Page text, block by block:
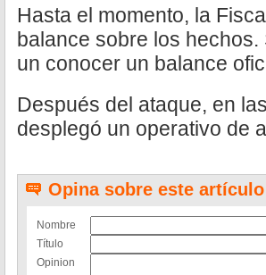
Hasta el momento, la
balance sobre los
un conocer un balance
Después del ataque, en
desplegó un operativo de
Opina sobre este artículo
Nombre
Título
Opinion